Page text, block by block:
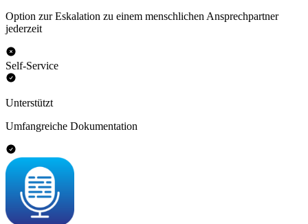
Option zur Eskalation zu einem menschlichen Ansprechpartner
jederzeit
Self-Service
Unterstützt
Umfangreiche Dokumentation